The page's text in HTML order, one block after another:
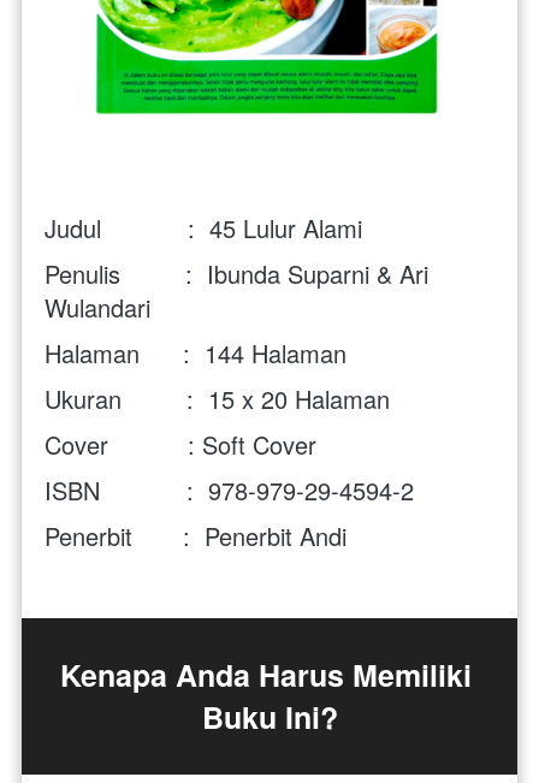
Judul            :  45 Lulur Alami
Penulis         :  Ibunda Suparni & Ari
Wulandari
Halaman      :  144 Halaman
Ukuran         :  15 x 20 Halaman
Cover           : Soft Cover
ISBN            : 978-979-29-4594-2
Penerbit       :  Penerbit Andi
Kenapa Anda Harus Memiliki
Buku Ini?